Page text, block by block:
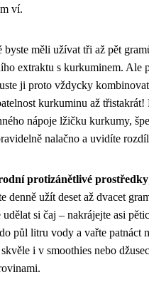
ví.
byste měli užívat tři až pět
extraktu s kurkuminem. Ale
ji proto vždycky
kurkuminu až třistakrát!
nápoje lžičku kurkumy,
nalačno a uvidíte
protizánětlivé prostředky
denně užít deset až dvacet
si čaj – nakrájejte asi
půl litru vody a vařte patnáct
i v smoothies nebo